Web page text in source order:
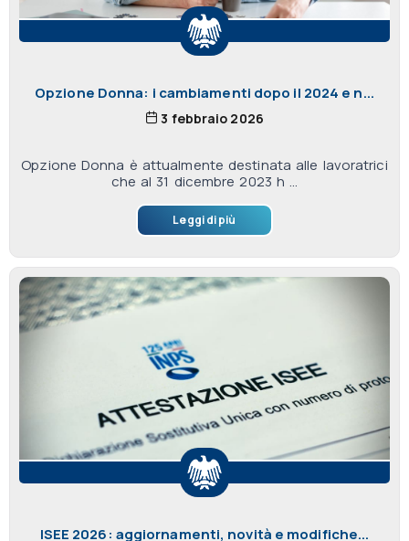
Opzione Donna: i cambiamenti dopo il 2024 e n...
3 febbraio 2026
Opzione Donna è attualmente destinata alle lavoratrici
che al 31 dicembre 2023 h ...
Leggi di più
ISEE 2026: aggiornamenti, novità e modifiche...